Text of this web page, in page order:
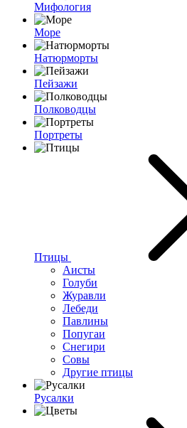
Мифология
Море
Натюрморты
Пейзажи
Полководцы
Портреты
Птицы
Аисты
Голуби
Журавли
Лебеди
Павлины
Попугаи
Снегири
Совы
Другие птицы
Русалки